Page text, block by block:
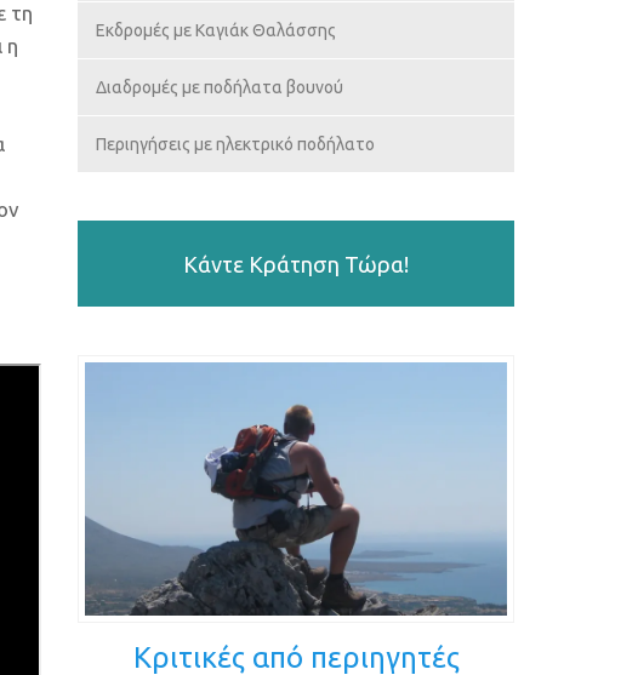
τη
η
Εκδρομές με Καγιάκ Θαλάσσης
Διαδρομές με ποδήλατα βουνού
Περιηγήσεις με ηλεκτρικό ποδήλατο
Κάντε Κράτηση Τώρα!
Κριτικές από περιηγητές